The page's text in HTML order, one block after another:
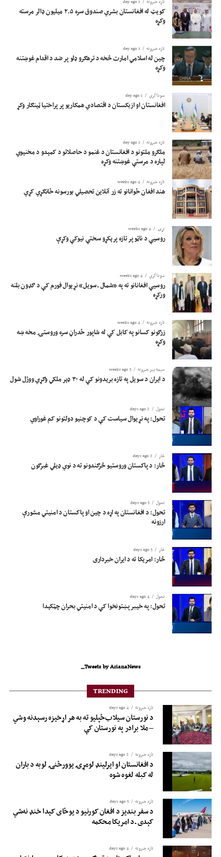
کویټ له افغانستان بشري صندوق سره ۲.۵ میلیون ډالر مرسته
وکړه
تازه خبرونه 1 day ago
چین له اسلامي امارت څخه د ترهګرو ډلو پر ضد د اقدام غوښتنه
وکړه
سوداگري 1 day ago
افغانستان او ازبکستان د اقتصادي همکاریو پر پراختیا ټینګار وکړ
تازه خبرونه 1 day ago
ملګرو ملتونو د افغانستان د غنمو د حاصلاتو د کمېدو د مخنیوي
لپاره د مرستې غوښتنه وکړه
تازه خبرونه 4 weeks ago
هند افغان ځوانانو ته زر آنلاین تحصیلي بورسونه ځانګړي کړي
نړۍ 4 weeks ago
روسیې د ناټو پر تازه پرېکړو سختې نیوکې وکړې
سوداگري 4 weeks ago
روسیې افغانانو ته په «شمال ـ سویل» نړیوال فورم کې د ګډون بلنه
ورکړه
تازه خبرونه 4 weeks ago
زرګونو کسانو په کابل کې له شاپور ځدراڼ سره وروستۍ مخه ښه
وکړه
سیمه ییز خبرونه 3 weeks ago
د ایران د سویل په تازه بریدونو کې له ۳۰ ډېر ملکي وګړي ووژل شول
تحول 2 days ago
تحول: په نړیوال سیاست کې د کوچنیو دولتونو کم غوراوي
څار 2 days ago
څار: د پاکستان وروستیو څرګندونو ته د نوي ډیلي غبرګون
تحول 3 days ago
تحول: د افغانستان په اړه د چین او پاکستان د امنیتي مشورې
ارزونه
څار 3 days ago
څار: امریکا ته د ایران خبرداری
تحول 4 days ago
تحول: په خیبر پښتونخوا کې د امنیتي بحران چټکېدا
Tweets by ArianaNews_
TRENDING
تازه خبرونه 4 days ago
د نورستان سیلاب‌ځپلیو ته به هر اړخیزه رسېدنه وشي
– ملا برادر په نورستان کې
تازه خبرونه 2 days ago
د افغانستان او ایرلینډ لومړۍ یوورځنۍ لوبه د باران
له کبله لغوه شوه
تازه خبرونه 3 days ago
د سفر بندیز د افغان کورنیو د یوځای کېدا خنډ نه‌شي
کېدی ـ د امریکا محکمه
تازه خبرونه 4 days ago